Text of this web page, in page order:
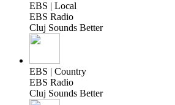
EBS | Local
EBS Radio
Cluj Sounds Better
EBS | Country
EBS Radio
Cluj Sounds Better